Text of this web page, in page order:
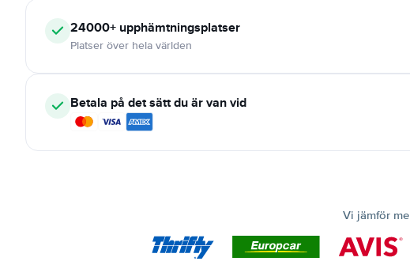
24000+ upphämtningsplatser
Platser över hela världen
Betala på det sätt du är van vid
Vi jämför